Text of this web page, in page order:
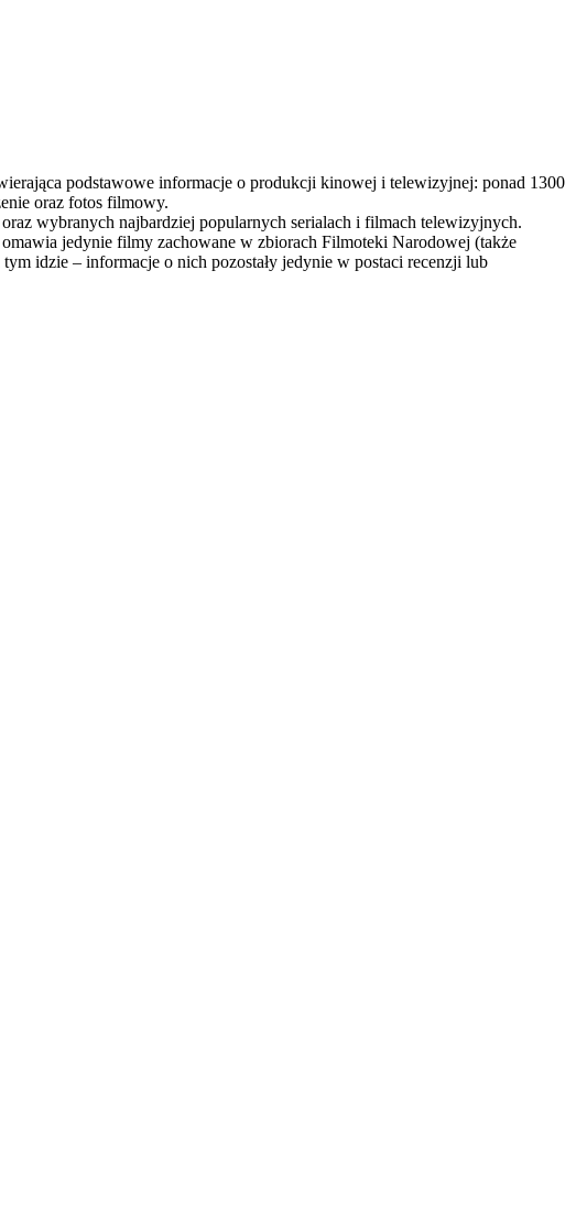
podstawowe informacje o produkcji kinowej i telewizyjnej: ponad 1300
oraz fotos filmowy.
wybranych najbardziej popularnych serialach i filmach telewizyjnych.
jedynie filmy zachowane w zbiorach Filmoteki Narodowej (także
idzie – informacje o nich pozostały jedynie w postaci recenzji lub